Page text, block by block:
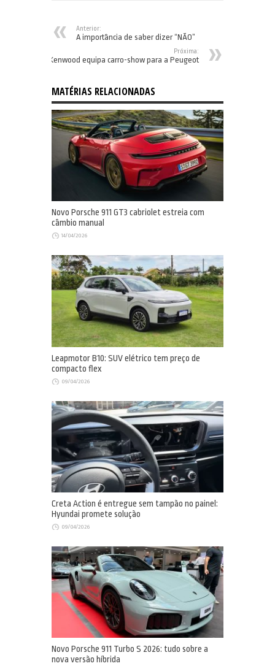
Anterior:
A importância de saber dizer “NÃO”
Próxima:
Kenwood equipa carro-show para a Peugeot
MATÉRIAS RELACIONADAS
Novo Porsche 911 GT3 cabriolet estreia com
câmbio manual
14/04/2026
Leapmotor B10: SUV elétrico tem preço de
compacto flex
09/04/2026
Creta Action é entregue sem tampão no painel:
Hyundai promete solução
09/04/2026
Novo Porsche 911 Turbo S 2026: tudo sobre a
nova versão híbrida